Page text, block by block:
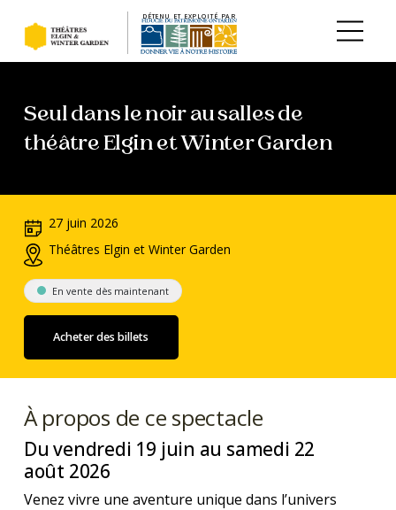
DÉTENU ET EXPLOITÉ PAR
Seul dans le noir au salles de
théâtre Elgin et Winter Garden
27 juin 2026
Théâtres Elgin et Winter Garden
En vente dès maintenant
Acheter des billets
À propos de ce spectacle
Du vendredi 19 juin au samedi 22
août 2026
Venez vivre une aventure unique dans l’univers